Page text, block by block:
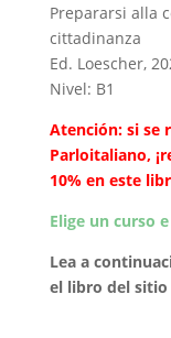
Prepararsi alla
cittadinanza
Ed. Loescher,
Nivel: B1
Atención: si se
Parloitaliano,
10% en este
Elige un curso
Lea a
el libro del sitio